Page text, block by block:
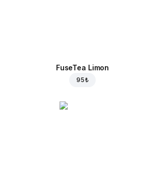
FuseTea Limon
95 ₺